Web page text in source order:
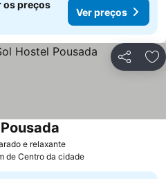
os preços
Ver preços
Partilhar
e relaxante
de Centro da cidade